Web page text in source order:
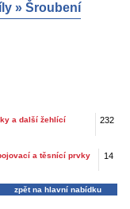
» Šroubení
a další žehlící
232
a těsnící prvky
14
zpět na hlavní nabídku